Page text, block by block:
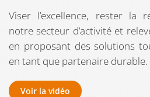
Viser l’excellence, rester la
notre secteur d’activité et
en proposant des solutions
en tant que partenaire durable.
Voir la vidéo